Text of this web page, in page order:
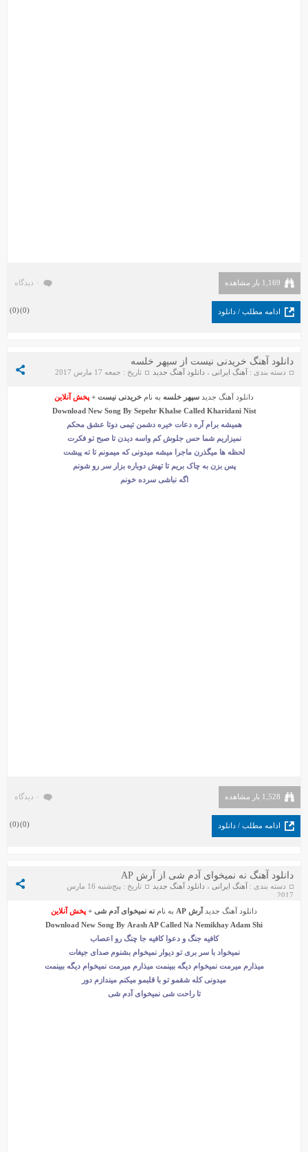
1,169 بار مشاهده ۰ دیدگاه
ادامه مطلب / دانلود (
0
)
(
0
)
دانلود آهنگ خریدنی نیست از سپهر خلسه
دسته بندی :آهنگ ایرانی ، دانلود آهنگ جدید تاریخ : جمعه 17 مارس 2017
دانلود آهنگ جدید سپهر خلسه به نام خریدنی نیست + پخش آنلاین
Download New Song By Sepehr KhalseCalled Kharidani Nist
همیشه برام آره دعات خیره دشمن تیمی دوتا عشق محکم
نمیزاریم شما حس جلوش کم واسه دیدن تا صبح تو فکرت
لحظه ها میگذرن ماجرا میشه میدونی که میمونم تا ته پیشت
پس بزن به چاک بریم تا تهش دوباره بزار سر رو شونم
اگه نباشی سرده خونم
1,528 بار مشاهده ۰ دیدگاه
ادامه مطلب / دانلود (
0
)
(
0
)
دانلود آهنگ نه نمیخوای آدم شی از آرش AP
دسته بندی :آهنگ ایرانی ، دانلود آهنگ جدید
تاریخ : پنج‌شنبه 16 مارس
2017
دانلود آهنگ جدید آرش AP به نام نه نمیخوای آدم شی + پخش آنلاین
Download New Song By Arash APCalled Na Nemikhay Adam Shi
کافیه جنگ و دعوا کافیه جا چنگ رو اعصاب
نمیخواد با سر بری تو دیوار نمیخوام بشنوم صدای جیغات
میذارم میرمت نمیخوام دیگه ببینمت میذارم میرمت نمیخوام دیگه ببینمت
میدونی کله شقمو تو با قلبمو میکنم میندازم دور
تا راحت شی نمیخوای آدم شی